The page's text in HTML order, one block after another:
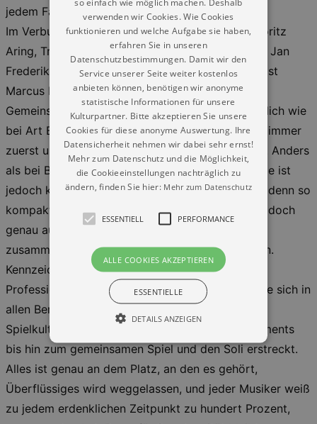
jedem Fall die Band als Ganzes.
Im Verbund von Was Nun betonen Saxofonist Moritz
Aring, Trompeter Marvin Zimmermann, Posaunist Jan
Frederik Schmidt, Pianist Anthony Williams, Bassist
Marcus Lewyn und Drummer Erik Mrotzek das
Gemeinsame stets mehr als das Individuelle. Ähnlich wie
bei Art Blakey and the Jazz Messengers geht es immer
zuerst um die Band und erst dann um die Spieler. Anders
als bei Blakey und seiner Langzeit-Kaderschmiede ist
jedoch kein Mitglied von Was Nun austauschbar, denn so
kompakt der Sound der Gruppe ist, setzt er sich doch
genau aus den sechs Stimmen und Haltungen
zusammen, die die genannten Musiker mitbringen.
Kennzeichnend für „Labyrinth“ ist die unfassbare
Professionalität der sechs Überzeugungstäter, die sich in
allen Bereichen der Musik vom Konzept und der
Spielkultur über die Kompositionen und Arrangements
bis hin zum gemeinsamen Spiel und den Soli erstreckt.
Alles ist genau an dem Platz, an den es gehört,
Überflüssiges wird weggelassen, und jeder Musiker weiß
zu jedem erdenklichen Zeitpunkt zu hundert Prozent,
verwenden wir Cookies. Wie Cookies
funktionieren und welche Aufgabe sie haben,
erfahren Sie in unseren
Datenschutzbestimmungen. Damit wir den
Service unserer Seite weiter kostenlos
anbieten können, benötigen wir anonyme
statistische Informationen für unsere
Kulturpartner. Bitte akzeptieren Sie unsere
Cookies für diese anonyme Auswertung. Ihre
Datensicherheit nehmen wir dabei sehr ernst!
Mehr zum Datenschutz und die Möglichkeit,
die Cookieeinstellungen nachträglich zu
ändern, finden Sie hier: Mehr zum Datenschutz
ESSENTIELL PERFORMANCE
ALLE COOKIES AKZEPTIEREN
ESSENTIELLE
DETAILS ANZEIGEN
Essentiell Performance
Essentielle Cookies werden für die
grundlegenden Funktionen unserer Webseite